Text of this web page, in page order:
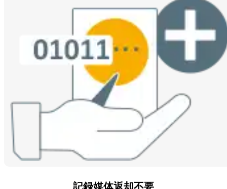
記録媒体返却不要